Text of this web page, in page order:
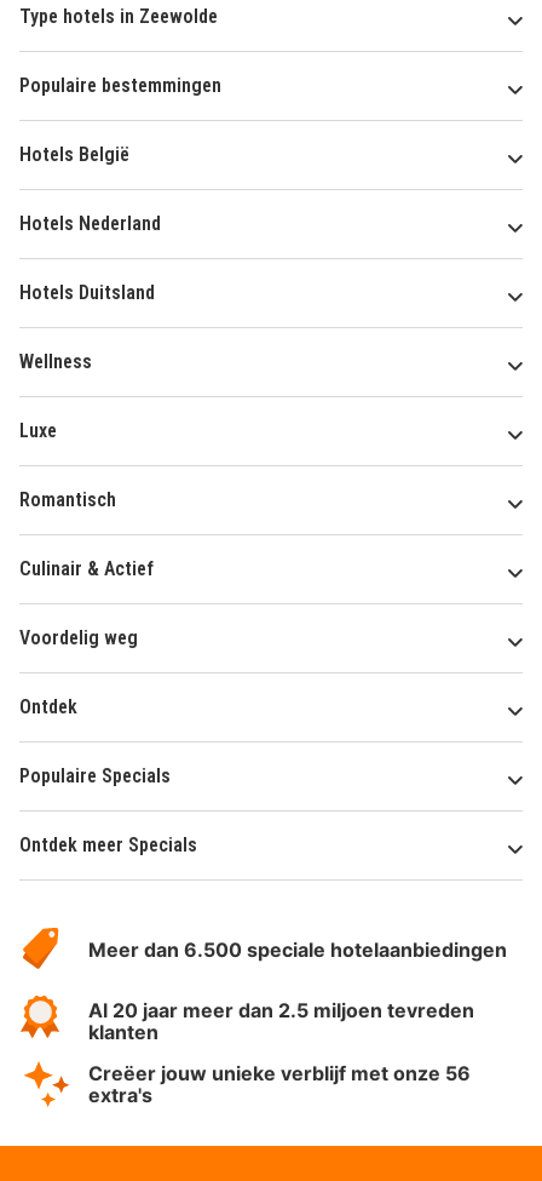
Type hotels in Zeewolde
Populaire bestemmingen
Hotels België
Hotels Nederland
Hotels Duitsland
Wellness
Luxe
Romantisch
Culinair & Actief
Voordelig weg
Ontdek
Populaire Specials
Ontdek meer Specials
HotelSpecials
Meer dan 6.500 speciale hotelaanbiedingen
Al 20 jaar meer dan 2.5 miljoen tevreden
klanten
Creëer jouw unieke verblijf met onze 56
extra's